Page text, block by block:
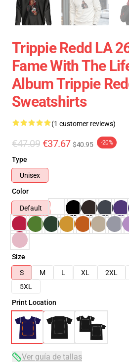
Trippie Redd LA
Fame With The
Album Trippie
Sweatshirts
(1 customer reviews)
€47.09 €37.67 $40.95 -20%
Type
Unisex
Color
Default
Size
S
M L XL 2XL
5XL
Print Location
Ver guía de tallas